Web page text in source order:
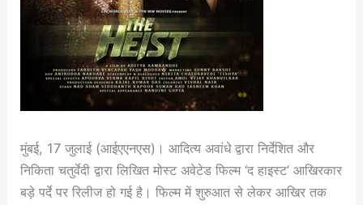
मुंबई, 17 जुलाई (आईएएनएस)। आदित्य अवांधे द्वारा निर्देशित और
निकिता चतुर्वेदी द्वारा लिखित मोस्ट अवेटेड फिल्म ‘द हाइस्ट’ आखिरकार
बड़े पर्दे पर रिलीज हो गई है। फिल्म में शुरुआत से लेकर आखिर तक